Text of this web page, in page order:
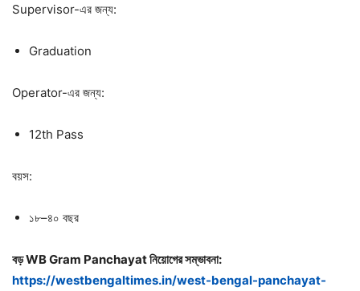
Supervisor-এর জন্য:
Graduation
Operator-এর জন্য:
12th Pass
বয়স:
১৮–৪০ বছর
বড় WB Gram Panchayatনিয়োগেরসম্ভাবনা:
https://westbengaltimes.in/west-bengal-panchayat-